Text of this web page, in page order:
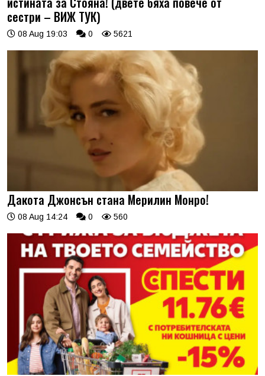
сестри – ВИЖ ТУК)
08 Aug 19:03 0 5621
Дакота Джонсън стана Мерилин Монро!
08 Aug 14:24 0 560